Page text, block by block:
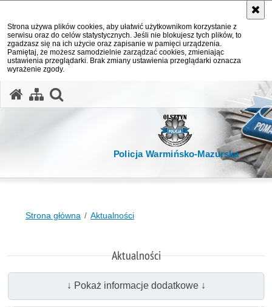
Strona używa plików cookies, aby ułatwić użytkownikom korzystanie z
serwisu oraz do celów statystycznych. Jeśli nie blokujesz tych plików, to
zgadzasz się na ich użycie oraz zapisanie w pamięci urządzenia.
Pamiętaj, że możesz samodzielnie zarządzać cookies, zmieniając
ustawienia przeglądarki. Brak zmiany ustawienia przeglądarki oznacza
wyrażenie zgody.
Policja Warmińsko-Mazurska
Strona główna Aktualności
Aktualności
↓ Pokaż informacje dodatkowe ↓